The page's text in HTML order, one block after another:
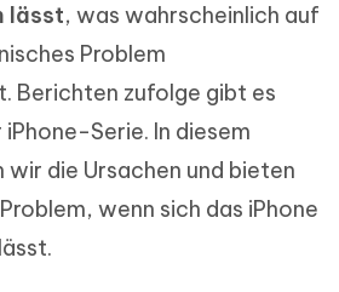
lässt, was wahrscheinlich auf
Problem
Berichten zufolge gibt es
iPhone-Serie. In diesem
die Ursachen und bieten
wenn sich das iPhone